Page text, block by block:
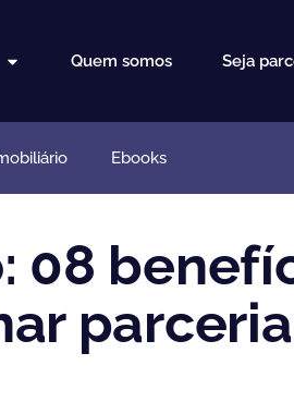
Quem somos Seja
Ebooks
08